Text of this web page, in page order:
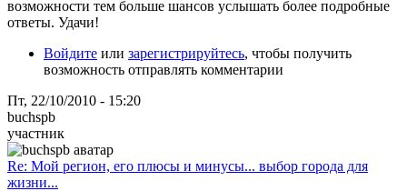
возможности тем больше шансов услышать более подробные
ответы. Удачи!
Войдите или зарегистрируйтесь, чтобы получить
возможность отправлять комментарии
Пт, 22/10/2010 - 15:20
buchspb
участник
Re: Мой регион, его плюсы и минусы... выбор города для
жизни...